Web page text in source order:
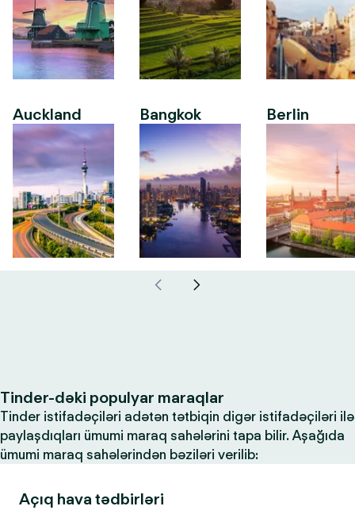
Auckland Bangkok Berlin
Tinder-dəki populyar maraqlar
Tinder istifadəçiləri adətən tətbiqin digər istifadəçiləri ilə
paylaşdıqları ümumi maraq sahələrini tapa bilir. Aşağıda
ümumi maraq sahələrindən bəziləri verilib:
Açıq hava tədbirləri